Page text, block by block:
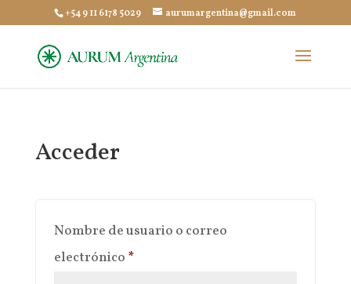
+54 9 11 6178 5029 aurumargentina@gmail.com
Acceder
Nombre de usuario o correo
electrónico *Obligatorio